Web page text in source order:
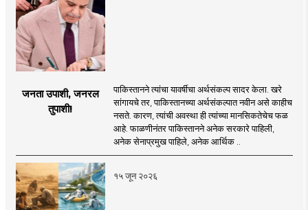
जनता उपाशी, जनरल
तुपाशी!
पाकिस्तानने त्यांचा यावर्षीचा अर्थसंकल्प सादर केला. खरे
सांगायचे तर, पाकिस्तानच्या अर्थसंकल्पात नवीन असे काहीच
नसते. कारण, त्यांची अवस्था ही त्यांच्या मानसिकतेचेच फळ
आहे. फाळणीनंतर पाकिस्तानने अनेक सरकारे पाहिली,
अनेक सेनाप्रमुख पाहिले, अनेक आर्थिक ..
१५ जून २०२६